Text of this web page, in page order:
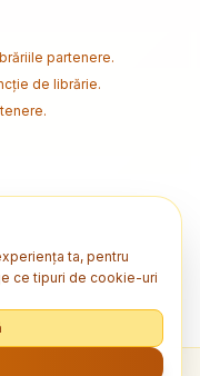
partenere.
de librărie.
ta, pentru
ce tipuri de cookie-uri